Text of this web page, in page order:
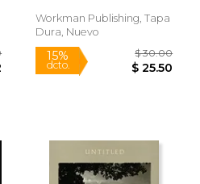
50%
Workman Publishing, Tapa
Dura, Nuevo